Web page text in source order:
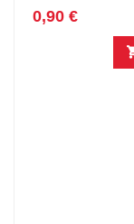
0,90 €